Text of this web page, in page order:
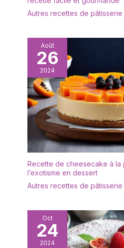
C'est
tout
en
Sans
vos
:
pour
pour
la
Autres recettes de pâtisserie
Août
26
2024
Recette de cheesecake à la
l’exotisme en dessert
Autres recettes de pâtisserie
Oct
24
2024